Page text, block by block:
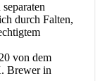
durch Falten,
von dem
Brewer in